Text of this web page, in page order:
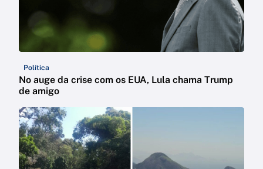
Política
No auge da crise com os EUA, Lula chama Trump
de amigo